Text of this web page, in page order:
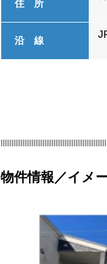
住 所
沿 線
物件情報／イメ